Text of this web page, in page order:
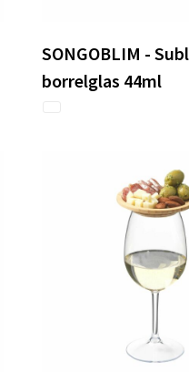
SONGOBLIM -
borrelglas 44ml